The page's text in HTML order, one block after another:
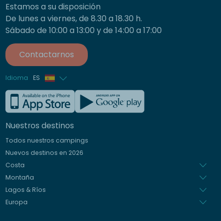
Estamos a su disposición
De lunes a viernes, de 8.30 a 18.30 h.
Sábado de 10:00 a 13:00 y de 14:00 a 17:00
Contactarnos
Idioma ES
Francés
Inglés
Alemán
Nuestros destinos
Todos nuestros campings
Nuevos destinos en 2026
Costa
Montaña
Lagos & Ríos
Europa